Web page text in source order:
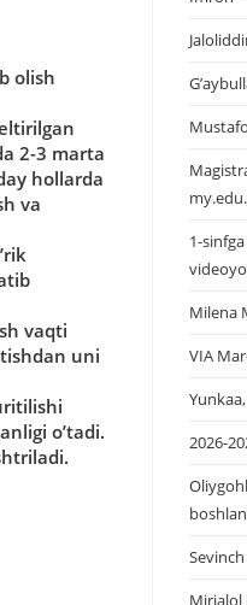
olish
2-3 marta
hollarda
va
vaqti
uni
o’tadi.
1-
Milena
VIA
2026-